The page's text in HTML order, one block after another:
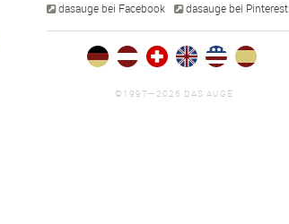
dasauge bei Facebook dasauge bei Pinterest
©1997—2026 DAS AUGE